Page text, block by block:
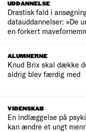
UDDANNELSE
Drastisk fald i
datauddannelser: »De
en forkert
ALUMNERNE
Knud Brix skal dække
aldrig blev færdig med
VIDENSKAB
En indlæggelse på
kan ændre et ungt